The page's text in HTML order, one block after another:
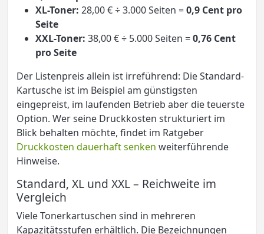
XL-Toner: 28,00 € ÷ 3.000 Seiten =0,9 Cent pro
Seite
XXL-Toner: 38,00 € ÷ 5.000 Seiten =0,76 Cent
pro Seite
Der Listenpreis allein ist irreführend: Die Standard-
Kartusche ist im Beispiel am günstigsten
eingepreist, im laufenden Betrieb aber die teuerste
Option. Wer seine Druckkosten strukturiert im
Blick behalten möchte, findet im Ratgeber
Druckkosten dauerhaft senken weiterführende
Hinweise.
Standard, XL und XXL – Reichweite im
Vergleich
Viele Tonerkartuschen sind in mehreren
Kapazitätsstufen erhältlich. Die Bezeichnungen